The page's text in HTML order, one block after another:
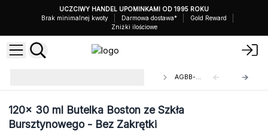
UCZCIWY HANDEL UPOMINKAMI OD 1995 ROKU
Brak minimalnej kwoty
Darmowa dostawa*
Gold Reward
Zniżki ilościowe
AGBB-02
120x 30 ml Butelka Boston ze Szkła
Bursztynowego - Bez Zakrętki